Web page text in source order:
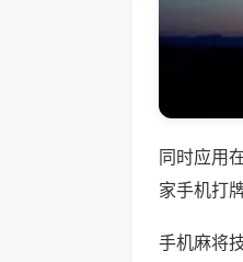
同时应用
家手机打
手机麻将